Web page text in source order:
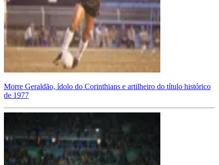
Morre Geraldão, ídolo do Corinthians e artilheiro do título histórico
de 1977